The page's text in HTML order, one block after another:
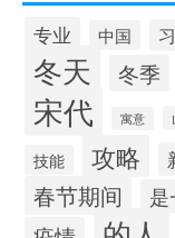
专业 中国
冬天 冬季
宋代 寓意
技能 攻略
春节期间 是